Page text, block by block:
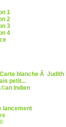
1
2
3
4
blanche Ã Judith
petit...
Indien
lancement